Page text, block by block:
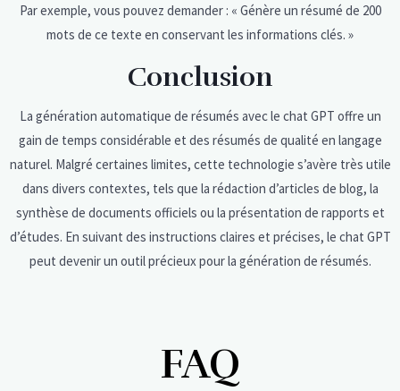
Par exemple, vous pouvez demander : « Génère un résumé de 200
mots de ce texte en conservant les informations clés. »
Conclusion
La génération automatique de résumés avec le chat GPT offre un
gain de temps considérable et des résumés de qualité en langage
naturel. Malgré certaines limites, cette technologie s’avère très utile
dans divers contextes, tels que la rédaction d’articles de blog, la
synthèse de documents officiels ou la présentation de rapports et
d’études. En suivant des instructions claires et précises, le chat GPT
peut devenir un outil précieux pour la génération de résumés.
FAQ